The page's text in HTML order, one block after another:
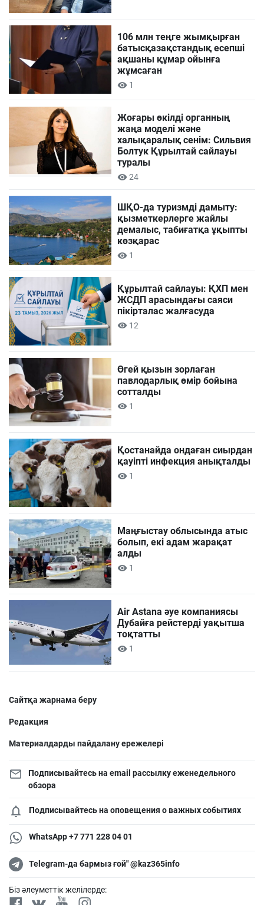
106 млн теңге жымқырған
батысқазақстандық есепші
ақшаны құмар ойынға
жұмсаған
1
Жоғары өкілді органның
жаңа моделі және
халықаралық сенім: Сильвия
Болтук Құрылтай сайлауы
туралы
24
ШҚО-да туризмді дамыту:
қызметкерлерге жайлы
демалыс, табиғатқа ұқыпты
көзқарас
1
Құрылтай сайлауы: ҚХП мен
ЖСДП арасындағы саяси
пікірталас жалғасуда
12
Өгей қызын зорлаған
павлодарлық өмір бойына
сотталды
1
Қостанайда ондаған сиырдан
қауіпті инфекция анықталды
1
Маңғыстау облысында атыс
болып, екі адам жарақат
алды
1
Air Astana әуе компаниясы
Дубайға рейстерді уақытша
тоқтатты
1
Сайтқа жарнама беру
Редакция
Материалдарды пайдалану ережелері
Подписывайтесь на email рассылку еженедельного
обзора
Подписывайтесь на оповещения о важных событиях
WhatsApp +7 771 228 04 01
Telegram-да бармыз ғой" @kaz365info
Біз әлеуметтік желілерде: